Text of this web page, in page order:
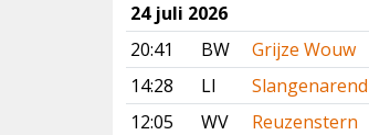
24 juli 2026
20:41
BW
Grijze Wouw
14:28
LI
Slangenarend
12:05
WV
Reuzenstern